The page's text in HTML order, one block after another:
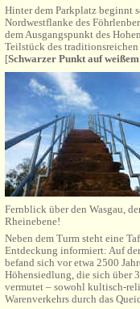
Hinter dem Parkplatz beginnt
Nordwestflanke des
dem Ausgangspunkt des
Teilstück des
[Schwarzer Punkt auf
Fernblick über den Wasgau,
Rheinebene!
Neben dem Turm steht eine
Entdeckung informiert: Auf
befand sich vor etwa 2500
Höhensiedlung, die sich über
vermutet – sowohl kultisch-
Warenverkehrs durch das